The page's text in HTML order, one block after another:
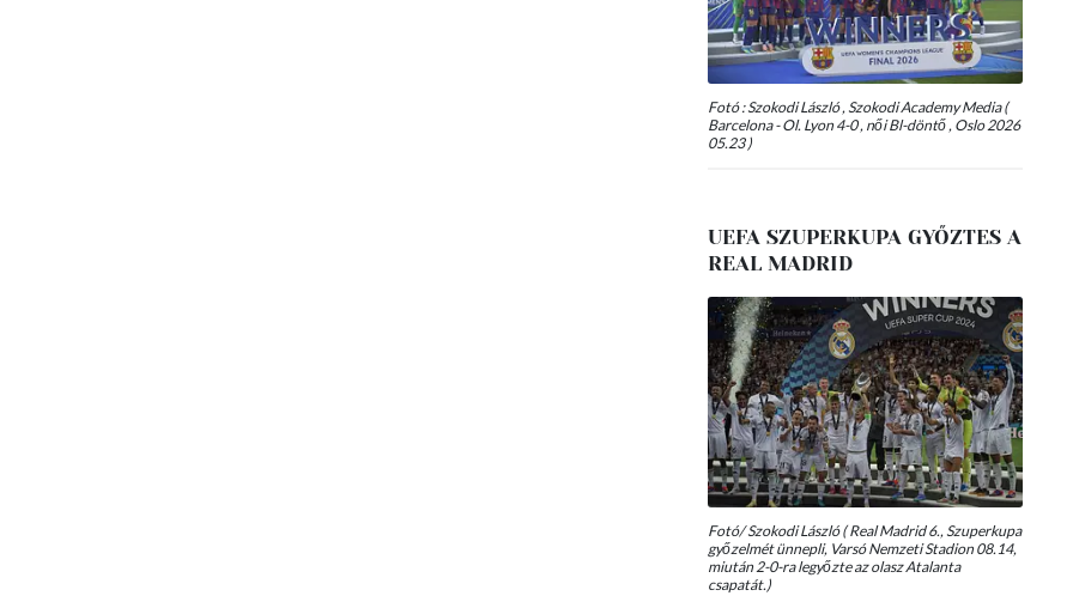
Fotó : Szokodi László , Szokodi Academy Media (
Barcelona - Ol. Lyon 4-0 , női Bl-döntő , Oslo 2026
05.23 )
UEFA SZUPERKUPA GYŐZTES A
REAL MADRID
Fotó/ Szokodi László ( Real Madrid 6., Szuperkupa
győzelmét ünnepli, Varsó Nemzeti Stadion 08.14,
miután 2-0-ra legyőzte az olasz Atalanta
csapatát.)